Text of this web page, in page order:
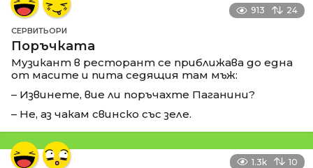
913 24
СЕРВИТЬОРИ
Поръчката
Музикант в ресторант се приближава до една
от масите и пита седящия там мъж:
– Извинете, вие ли поръчахте Паганини?
– Не, аз чакам свинско със зеле.
1.3k 10